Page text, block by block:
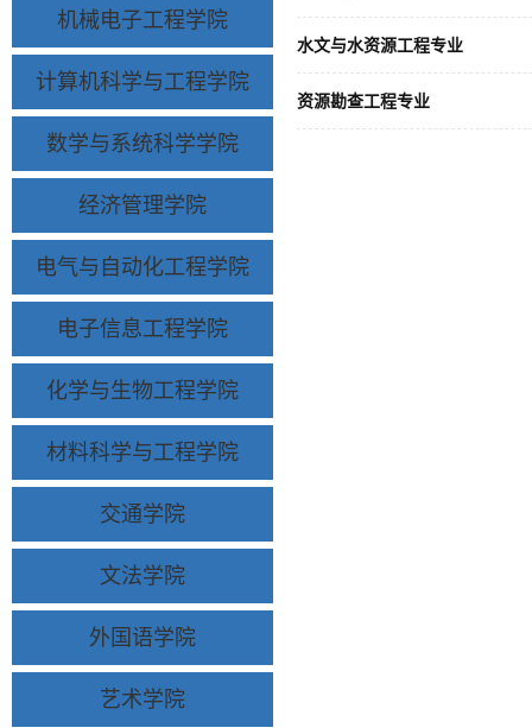
机械电子工程学院
计算机科学与工程学院
数学与系统科学学院
经济管理学院
电气与自动化工程学院
电子信息工程学院
化学与生物工程学院
材料科学与工程学院
交通学院
文法学院
外国语学院
艺术学院
水文与水资源工程专业
资源勘查工程专业